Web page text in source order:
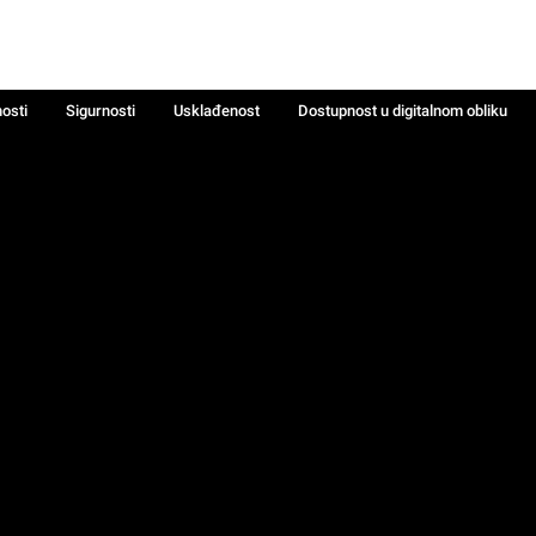
Sigurnosti Usklađenost
Dostupnost u digitalnom obliku